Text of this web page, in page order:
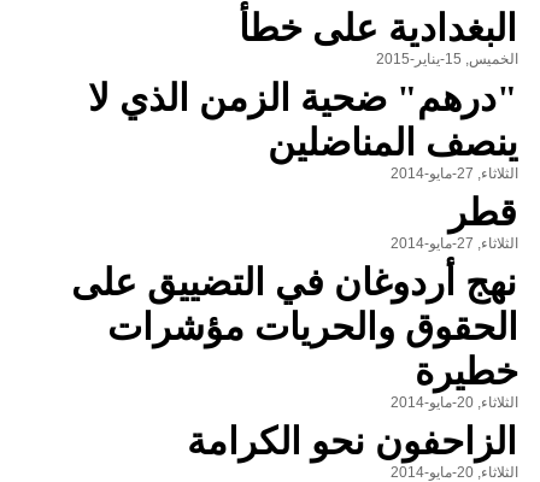
البغدادية على خطأ
الخميس, 15-يناير-2015
"درهم" ضحية الزمن الذي لا
ينصف المناضلين
الثلاثاء, 27-مايو-2014
قطر
الثلاثاء, 27-مايو-2014
نهج أردوغان في التضييق على
الحقوق والحريات مؤشرات
خطيرة
الثلاثاء, 20-مايو-2014
الزاحفون نحو الكرامة
الثلاثاء, 20-مايو-2014